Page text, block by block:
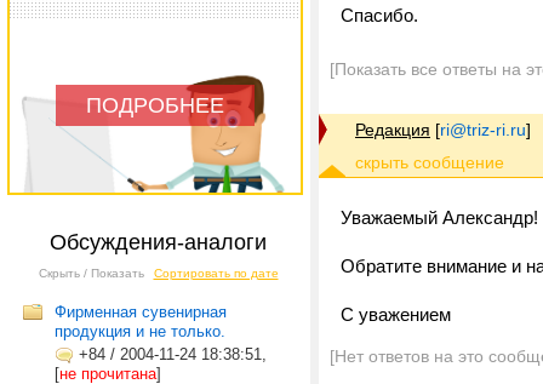
ПОДРОБНЕЕ
Обсуждения-аналоги
Скрыть / Показать Сортировать по дате
Фирменная сувенирная
продукция и не только.
+84 / 2004-11-24 18:38:51,
[не прочитана]
Спасибо.
[Показать все ответы на
Редакция [ri@triz-ri.ru]
Уважаемый Александр!
Обратите внимание и
С уважением
[Нет ответов на это